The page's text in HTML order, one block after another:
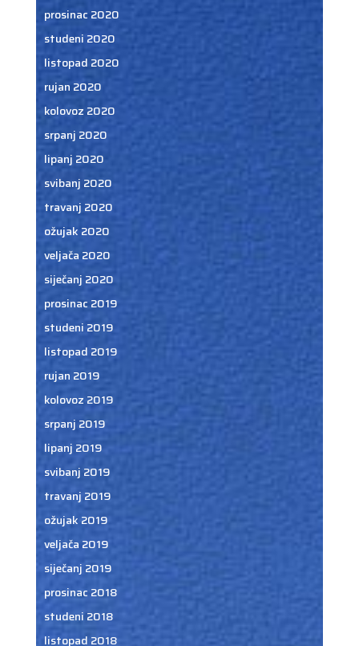
prosinac 2020
studeni 2020
listopad 2020
rujan 2020
kolovoz 2020
srpanj 2020
lipanj 2020
svibanj 2020
travanj 2020
ožujak 2020
veljača 2020
siječanj 2020
prosinac 2019
studeni 2019
listopad 2019
rujan 2019
kolovoz 2019
srpanj 2019
lipanj 2019
svibanj 2019
travanj 2019
ožujak 2019
veljača 2019
siječanj 2019
prosinac 2018
studeni 2018
listopad 2018